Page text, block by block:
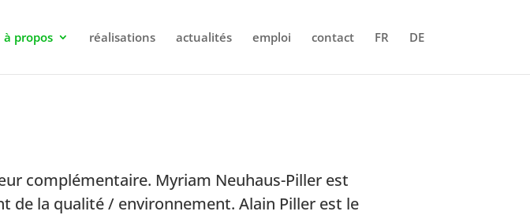
à propos réalisations actualités emploi contact FR DE
complémentaire. Myriam Neuhaus-Piller est
de la qualité / environnement. Alain Piller est le